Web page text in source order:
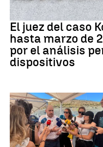
Caso Koldo
El juez del caso
hasta marzo de
por el análisis
dispositivos
Crisis Migratoria